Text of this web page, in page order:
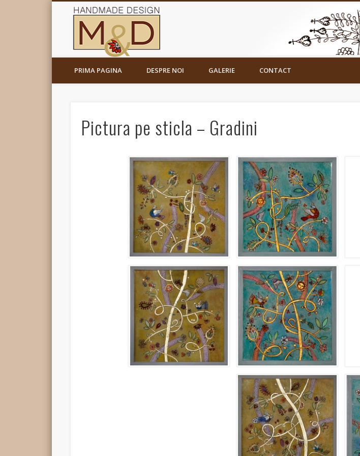
PRIMA PAGINA DESPRE NOI GALERIE CONTACT
Pictura pe sticla – Gradini